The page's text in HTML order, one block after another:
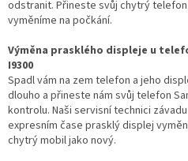
odstranit. Přineste svůj chytrý
vyměníme na počkání.
Výměna prasklého displeje u
I9300
Spadl vám na zem telefon a jeho
dlouho a přineste nám svůj telefon
kontrolu. Naši servisní technici
expresním čase prasklý displej
chytrý mobil jako nový.